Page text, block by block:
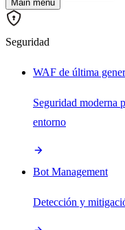
Main menu
Seguridad
WAF de última
Seguridad moderna
entorno
Bot Management
Detección y